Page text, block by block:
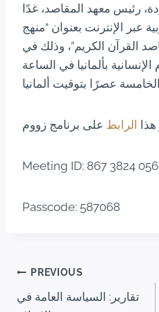
رئيس معهد المقاصد، غدًا
عبر الإنترنت بعنوان “منهج
القرآن الكريم”، وذلك في
الإنسانية بألمانيا في الساعة
الرابط
Meeting ID: 867 3824
Passcode: 587068
PREVIOUS
تقارير: السياسة العامة في